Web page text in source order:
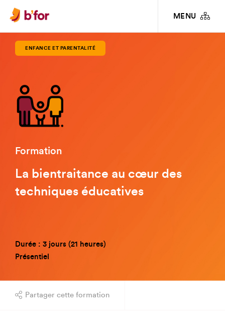
MENU
FORMATIONS
DES TECHNIQUES ÉDUCATIVES
ENFANCE ET PARENTALITÉ
Formation
La bientraitance au cœur des
techniques éducatives
Durée : 3 jours (21 heures)
Présentiel
Partager cette formation